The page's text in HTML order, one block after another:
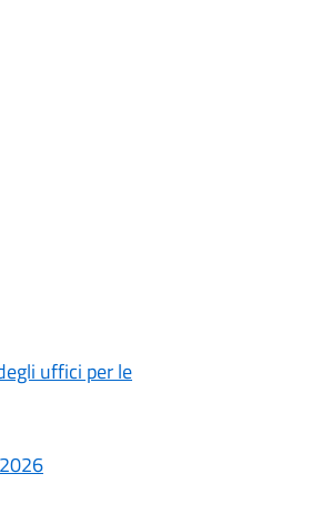
uffici per le